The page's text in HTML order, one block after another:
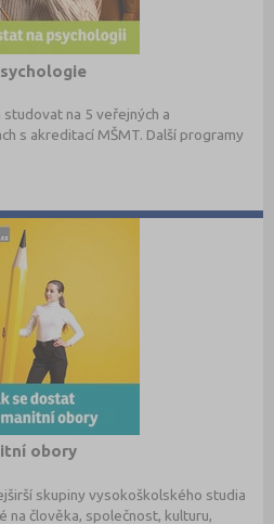
na 5 veřejných a
s akreditací MŠMT. Další programy
a sociální pedagogika a další
na psychologii?
fakult, informacemi o
na jeden z nejžádanějších oborů:
obory
skupiny vysokoškolského studia
na člověka, společnost, kulturu,